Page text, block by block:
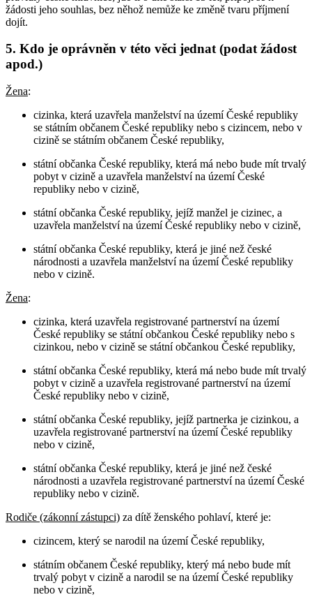
žádosti jeho souhlas, bez něhož nemůže ke změně tvaru příjmení
dojít.
5. Kdo je oprávněn v této věci jednat (podat žádost
apod.)
Žena:
cizinka, která uzavřela manželství na území České republiky
se státním občanem České republiky nebo s cizincem, nebo v
cizině se státním občanem České republiky,
státní občanka České republiky, která má nebo bude mít trvalý
pobyt v cizině a uzavřela manželství na území České
republiky nebo v cizině,
státní občanka České republiky, jejíž manžel je cizinec, a
uzavřela manželství na území České republiky nebo v cizině,
státní občanka České republiky, která je jiné než české
národnosti a uzavřela manželství na území České republiky
nebo v cizině.
Žena:
cizinka, která uzavřela registrované partnerství na území
České republiky se státní občankou České republiky nebo s
cizinkou, nebo v cizině se státní občankou České republiky,
státní občanka České republiky, která má nebo bude mít trvalý
pobyt v cizině a uzavřela registrované partnerství na území
České republiky nebo v cizině,
státní občanka České republiky, jejíž partnerka je cizinkou, a
uzavřela registrované partnerství na území České republiky
nebo v cizině,
státní občanka České republiky, která je jiné než české
národnosti a uzavřela registrované partnerství na území České
republiky nebo v cizině.
Rodiče (zákonní zástupci) za dítě ženského pohlaví, které je:
cizincem, který se narodil na území České republiky,
státním občanem České republiky, který má nebo bude mít
trvalý pobyt v cizině a narodil se na území České republiky
nebo v cizině,